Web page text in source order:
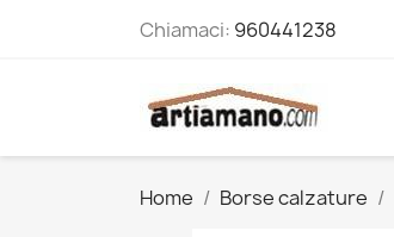
Chiamaci: 960441238
Home Borse calzature